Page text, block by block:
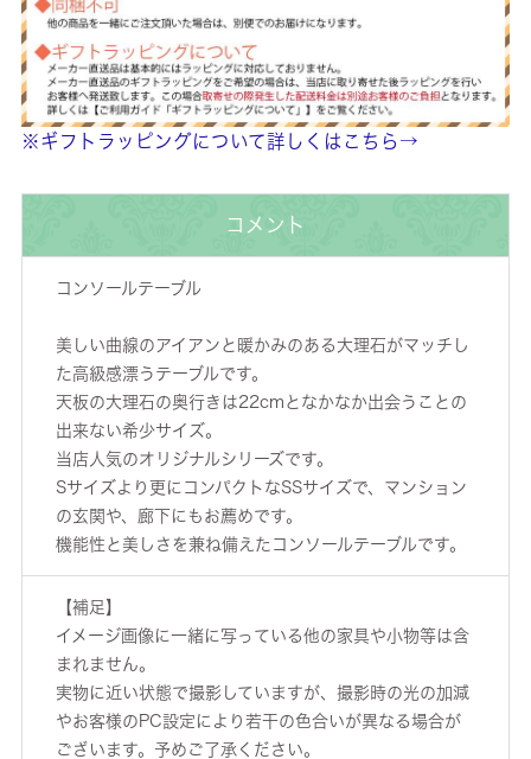
※ギフトラッピングについて詳しくはこちら→
コメント
コンソールテーブル
美しい曲線のアイアンと暖かみのある大理石がマッチし
た高級感漂うテーブルです。
天板の大理石の奥行きは22cmとなかなか出会うことの
出来ない希少サイズ。
当店人気のオリジナルシリーズです。
Sサイズより更にコンパクトなSSサイズで、マンション
の玄関や、廊下にもお薦めです。
機能性と美しさを兼ね備えたコンソールテーブルです。
【補足】
イメージ画像に一緒に写っている他の家具や小物等は含
まれません。
実物に近い状態で撮影していますが、撮影時の光の加減
やお客様のPC設定により若干の色合いが異なる場合が
ございます。予めご了承ください。